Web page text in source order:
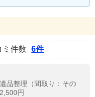
ミ件数 6件
品整理（間取り：その
円